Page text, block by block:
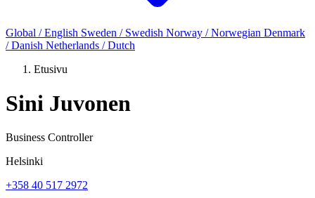
Global / English Sweden / Swedish Norway / Norwegian Denmark
/ Danish Netherlands / Dutch
Etusivu
Sini Juvonen
Business Controller
Helsinki
+358 40 517 2972